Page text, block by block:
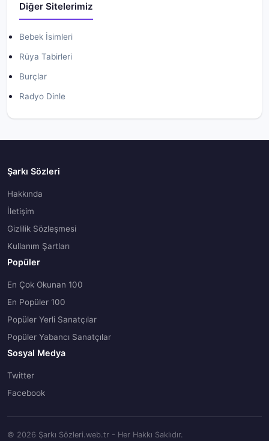
Diğer Sitelerimiz
Bebek İsimleri
Rüya Tabirleri
Burçlar
Radyo Dinle
Şarkı Sözleri
Hakkında
İletişim
Gizlilik Sözleşmesi
Kullanım Şartları
Popüler
En Çok Okunan 100
En Popüler 100
Popüler Yerli Sanatçılar
Popüler Yabancı Sanatçılar
Sosyal Medya
Twitter
Facebook
© 2026 Şarkı Sözleri.web.tr - Her Hakkı Saklıdır.